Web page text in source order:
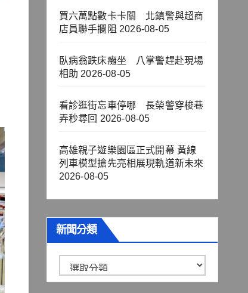
買六萬點數卡卡關 北鎮警與超商
店員聯手攔阻 2026-08-05
臥病翁跌床癱坐 八掌警趕赴現場
相助 2026-08-05
看診逛街忘車停哪 長榮警穿梭巷
弄秒尋回 2026-08-05
高雄親子遊樂園區正式開幕 黃線
列車模型搶先亮相展現軌道新未來
2026-08-05
新聞分類
聞